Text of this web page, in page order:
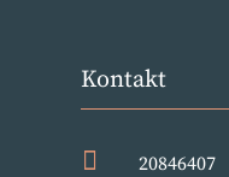
Kontakt
 20846407